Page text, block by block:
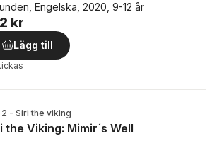
Engelska, 2020, 9-12 år
kr
Lägg till
- Siri the viking
the Viking: Mimir´s Well